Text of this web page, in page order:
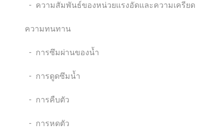
- ความสัมพันธ์ของหน่วยแรงอัดและความเครียด
ความทนทาน
- การซึมผ่านของน้ำ
- การดูดซึมน้ำ
- การคืบตัว
- การหดตัว